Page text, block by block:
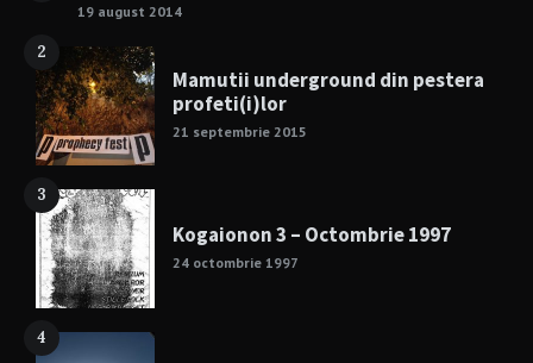
19 august 2014
2
Mamutii underground din pestera
profeti(i)lor
21 septembrie 2015
3
Kogaionon 3 – Octombrie 1997
24 octombrie 1997
4